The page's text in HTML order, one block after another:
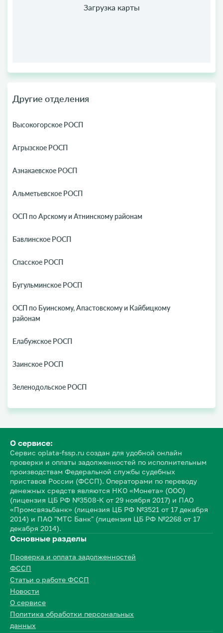
Другие отделения
Высокогорское РОСП
Агрызское РОСП
Азнакаевское РОСП
Альметьевское РОСП
ОСП по Арскому и Атнинскому районам
Бавлинское РОСП
Спасское РОСП
Бугульминское РОСП
ОСП по Буинскому, Апастовскому и Кайбицкому
районам
Елабужское РОСП
Заинское РОСП
Зеленодольское РОСП
О сервисе:
Сервис oplata-fssp.ru создан для удобной онлайн
проверки и оплаты задолженностей по исполнительным
производствам Федеральной службы судебных
приставов России (ФССП). Операторами по переводу
денежных средств являются НКО «Монета» (ООО)
(лицензия ЦБ РФ №3508-К от 29 ноября 2017) и ПАО
«Промсвязьбанк» (лицензия ЦБ РФ №3521 от 17 декабря
2014) и ПАО "МТС Банк" (лицензия ЦБ РФ №2268 от 17
декабря 2014).
Основные разделы
Проверка и оплата задолженностей
ФССП
Статьи о работе ФССП
Новости
О сервисе
Политика обработки персональных
данных